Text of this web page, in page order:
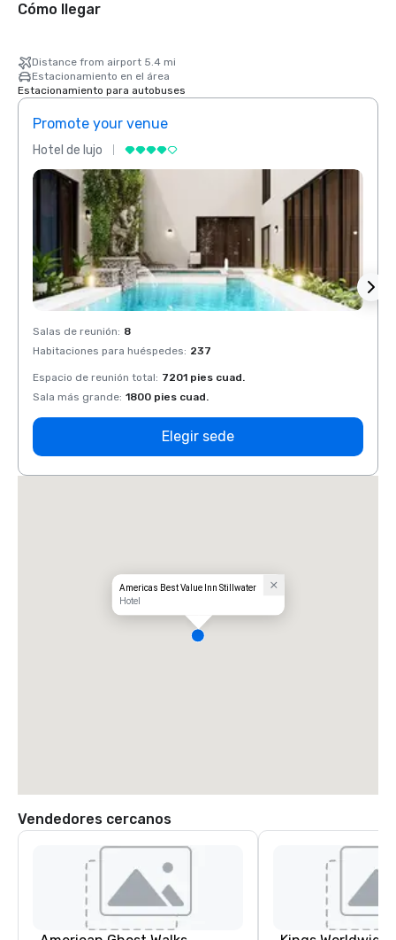
Cómo llegar
Distance from airport 5.4 mi
Estacionamiento en el área
Estacionamiento para autobuses
Promote your venue
Hotel de lujo
Salas de reunión: 8
Habitaciones para huéspedes: 237
Espacio de reunión total: 7201 pies cuad.
Sala más grande: 1800 pies cuad.
Elegir sede
Americas Best Value Inn Stillwater
Hotel
Vendedores cercanos